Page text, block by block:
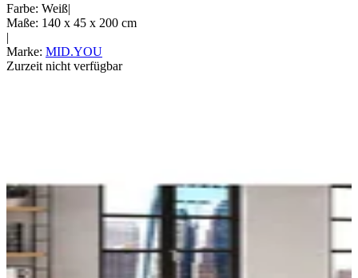
Farbe: Weiß|
Maße: 140 x 45 x 200 cm
|
Marke: MID.YOU
Zurzeit nicht verfügbar